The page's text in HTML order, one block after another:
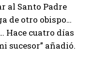
al Santo Padre
de otro obispo…
Hace cuatro días
sucesor” añadió.